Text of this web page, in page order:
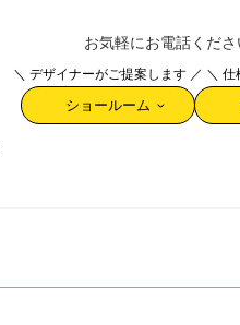
お気軽にお電話くだ
＼ デザイナーがご提案します ／
ショールーム
＼ 仕